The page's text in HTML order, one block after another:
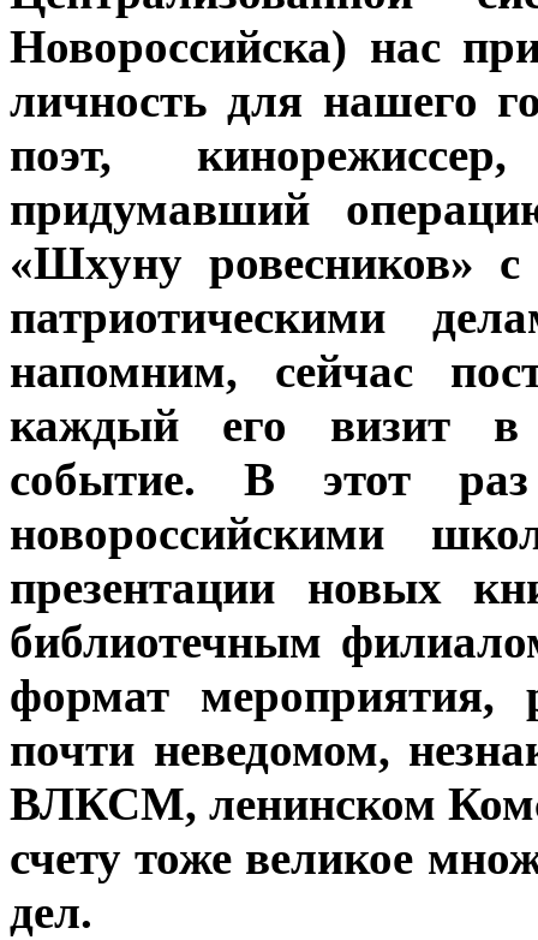
Новороссийска) нас
личность для нашего
поэт,
придумавший
«Шхуну ровесников»
патриотическими
напомним, сейчас
каждый его визит в
событие. В этот
новороссийскими
презентации новых
библиотечным
формат мероприятия,
почти неведомом,
ВЛКСМ, ленинском
счету тоже великое
дел.